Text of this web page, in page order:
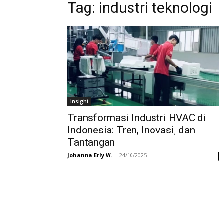
Tag: industri teknologi
Insight
Transformasi Industri HVAC di
Indonesia: Tren, Inovasi, dan
Tantangan
Johanna Erly W. - 24/10/2025